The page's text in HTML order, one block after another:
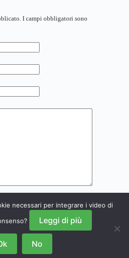
I campi obbligatori sono
necessari per integrare i video di
Leggi di più
No